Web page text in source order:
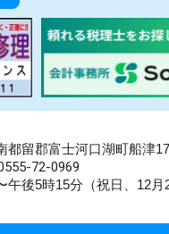
都留郡富士河口湖町船津
72-0969
後5時15分（祝日、12月